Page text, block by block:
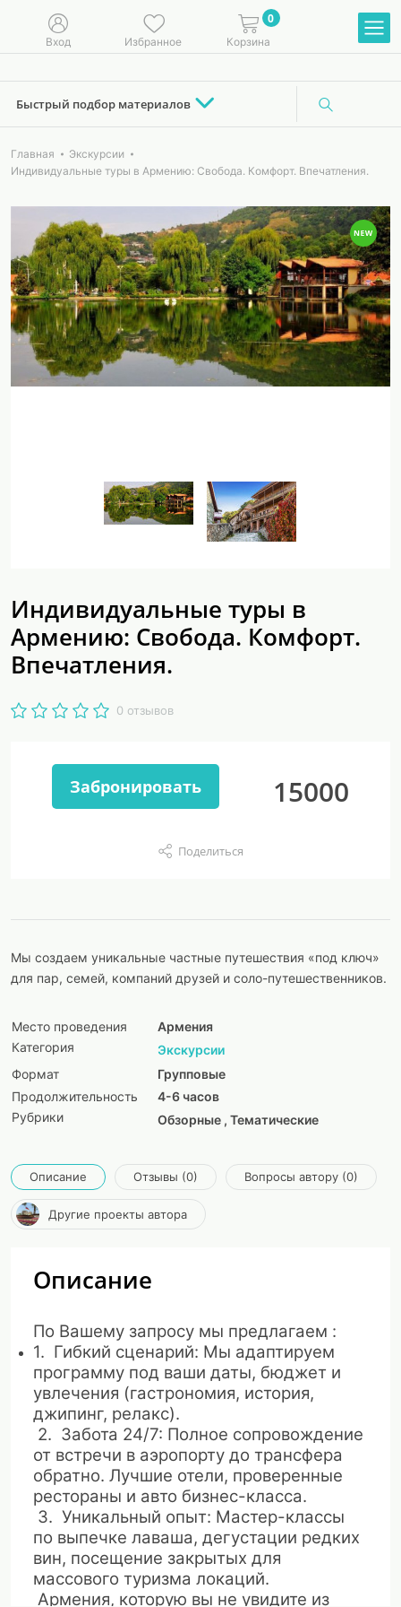
Вход Избранное
0
Корзина
Быстрый подбор материалов
Главная
Экскурсии
Индивидуальные туры в Армению: Свобода. Комфорт. Впечатления.
Индивидуальные туры в
Армению: Свобода. Комфорт.
Впечатления.
0 отзывов
15000
Забронировать
Поделиться
Мы создаем уникальные частные путешествия «под ключ»
для пар, семей, компаний друзей и соло-путешественников.
Место проведения
Армения
Категория
Экскурсии
Формат
Групповые
Продолжительность
4-6 часов
Рубрики
Обзорные , Тематические
Описание Отзывы (0) Вопросы автору (0)
Другие проекты автора
Описание
По Вашему запросу мы предлагаем :
1. Гибкий сценарий: Мы адаптируем
программу под ваши даты, бюджет и
увлечения (гастрономия, история,
джипинг, релакс).
2. Забота 24/7: Полное сопровождение
от встречи в аэропорту до трансфера
обратно. Лучшие отели, проверенные
рестораны и авто бизнес-класса.
3. Уникальный опыт: Мастер-классы
по выпечке лаваша, дегустации редких
вин, посещение закрытых для
массового туризма локаций.
Армения, которую вы не увидите из